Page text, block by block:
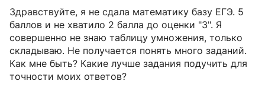
Здравствуйте, я не сдала математику базу ЕГЭ. 5
баллов и не хватило 2 балла до оценки "3". Я
совершенно не знаю таблицу умножения, только
складываю. Не получается понять много заданий.
Как мне быть? Какие лучше задания подучить для
точности моих ответов?